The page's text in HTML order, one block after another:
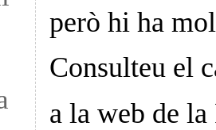
però hi ha
Consulteu el
a la web de la